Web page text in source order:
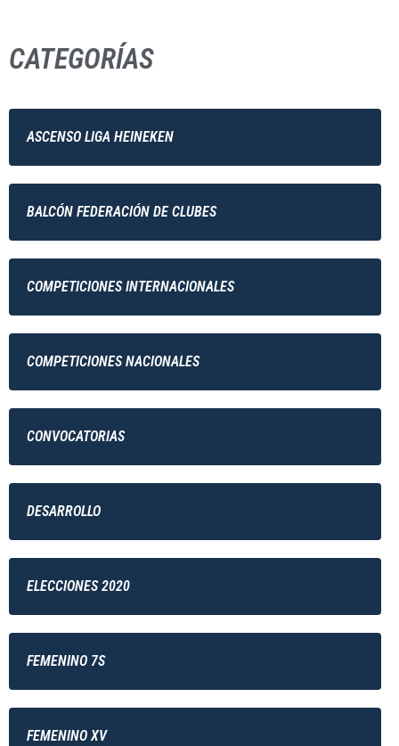
CATEGORÍAS
ASCENSO LIGA HEINEKEN
BALCÓN FEDERACIÓN DE CLUBES
COMPETICIONES INTERNACIONALES
COMPETICIONES NACIONALES
CONVOCATORIAS
DESARROLLO
ELECCIONES 2020
FEMENINO 7S
FEMENINO XV